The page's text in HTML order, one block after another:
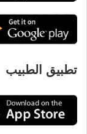
تطبيق الطبيب